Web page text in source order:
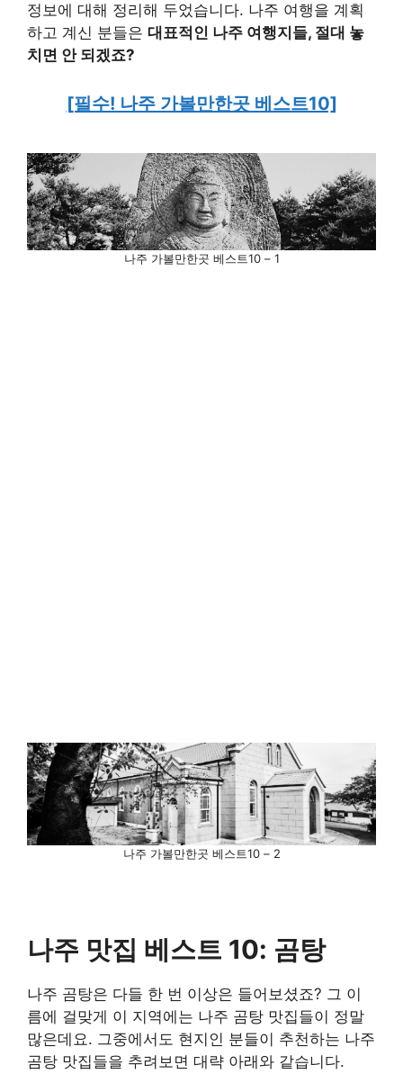
정보에 대해 정리해 두었습니다. 나주 여행을 계획
하고 계신 분들은 대표적인 나주 여행지들, 절대 놓
치면 안 되겠죠?
[필수! 나주 가볼만한곳 베스트10]
나주 가볼만한곳 베스트10 – 1
나주 가볼만한곳 베스트10 – 2
나주 맛집 베스트 10: 곰탕
나주 곰탕은 다들 한 번 이상은 들어보셨죠? 그 이
름에 걸맞게 이 지역에는 나주 곰탕 맛집들이 정말
많은데요. 그중에서도 현지인 분들이 추천하는 나주
곰탕 맛집들을 추려보면 대략 아래와 같습니다.